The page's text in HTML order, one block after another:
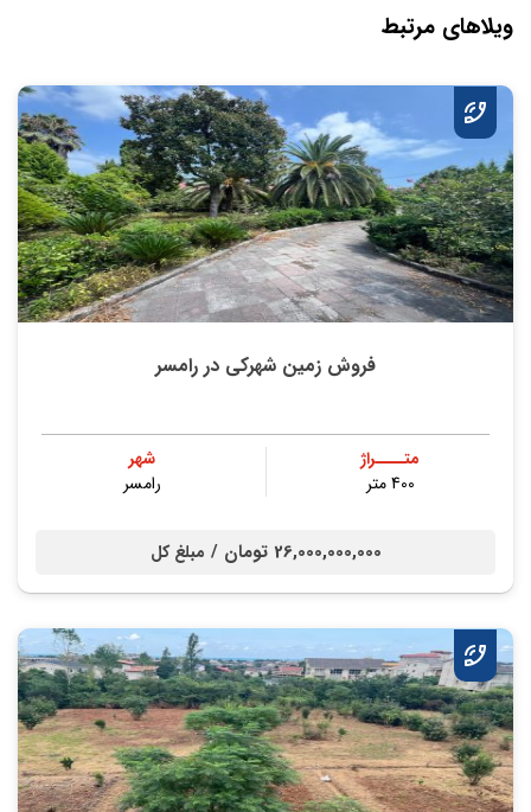
ویلاهای مرتبط
فروش زمین شهرکی در رامسر
متــــراژ
400 متر
شهر
رامسر
26,000,000,000 تومان / مبلغ کل